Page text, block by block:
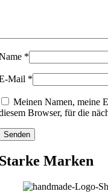
*
Mail *
Meinen Namen, meine
Browser, für die
Marken